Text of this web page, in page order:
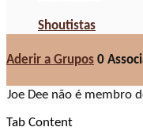
Shoutistas
Aderir a Grupos 0
Joe Dee não é membro
Tab Content